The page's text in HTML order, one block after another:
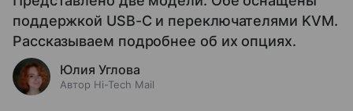
поддержкой USB-C и переключателями KVM.
Рассказываем подробнее об их опциях.
Юлия Углова
Автор Hi-Tech Mail